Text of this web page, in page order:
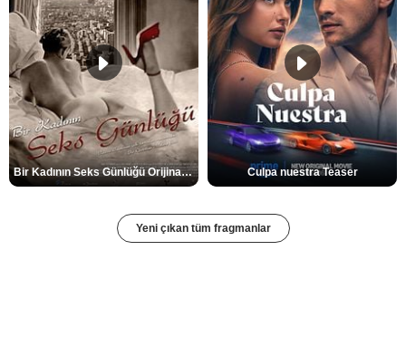
Bir Kadının Seks Günlüğü Orijinal Fragman Culpa nuestra Teaser
Yeni çıkan tüm fragmanlar